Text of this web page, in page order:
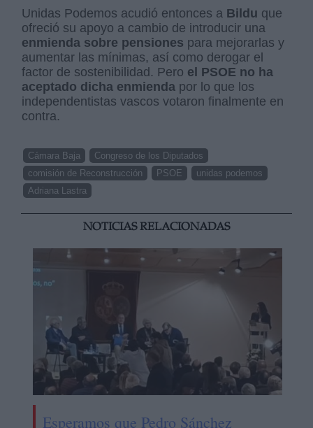
Unidas Podemos acudió entonces a Bildu que
ofreció su apoyo a cambio de introducir una
enmienda sobre pensiones para mejorarlas y
aumentar las mínimas, así como derogar el
factor de sostenibilidad. Pero el PSOE no ha
aceptado dicha enmienda por lo que los
independentistas vascos votaron finalmente en
contra.
Cámara Baja
Congreso de los Diputados
comisión de Reconstrucción
PSOE
unidas podemos
Adriana Lastra
NOTICIAS RELACIONADAS
Esperamos que Pedro Sánchez